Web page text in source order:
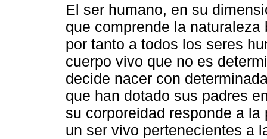
El ser humano, en su
que comprende la
por tanto a todos los seres
cuerpo vivo que no es
decide nacer con
que han dotado sus padres
su corporeidad responde a
un ser vivo pertenecientes a